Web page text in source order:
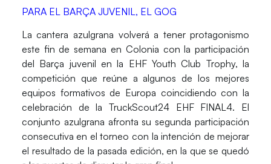
PARA EL BARÇA JUVENIL, EL GOG
La cantera azulgrana volverá a tener protagonismo
este fin de semana en Colonia con la participación
del Barça juvenil en la EHF Youth Club Trophy, la
competición que reúne a algunos de los mejores
equipos formativos de Europa coincidiendo con la
celebración de la TruckScout24 EHF FINAL4. El
conjunto azulgrana afronta su segunda participación
consecutiva en el torneo con la intención de mejorar
el resultado de la pasada edición, en la que se quedó